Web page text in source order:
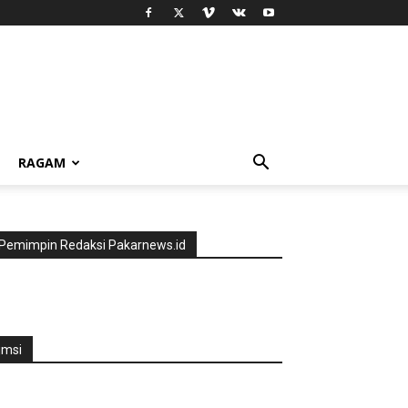
RAGAM
Redaksi Pakarnews.id